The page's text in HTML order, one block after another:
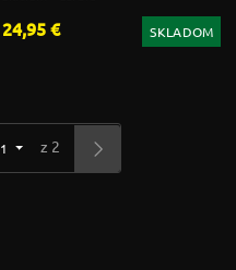
24,95 € SKLADOM
1 z 2